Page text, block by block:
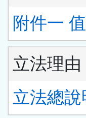
附件一
立法理由
立法總說